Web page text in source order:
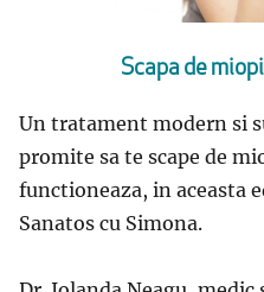
Scapa de
Un tratament modern si
promite sa te scape de
functioneaza, in aceasta
Sanatos cu Simona.